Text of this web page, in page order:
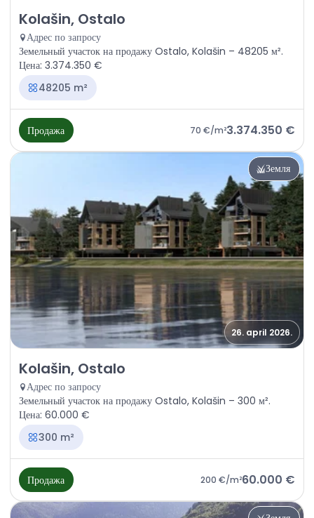
Продажа - Земля Kolašin, Ostalo
Kolašin, Ostalo
Адрес по запросу
Земельный участок на продажу Ostalo, Kolašin – 48205 м².
Цена: 3.374.350 €
48205 m²
Продажа 70 €/m²3.374.350 €
Земля
26. april 2026.
Продажа - Земля Kolašin, Ostalo
Kolašin, Ostalo
Адрес по запросу
Земельный участок на продажу Ostalo, Kolašin – 300 м².
Цена: 60.000 €
300 m²
Продажа 200 €/m²60.000 €